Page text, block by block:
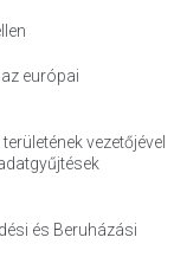
európai
vezetőjével
és Beruházási